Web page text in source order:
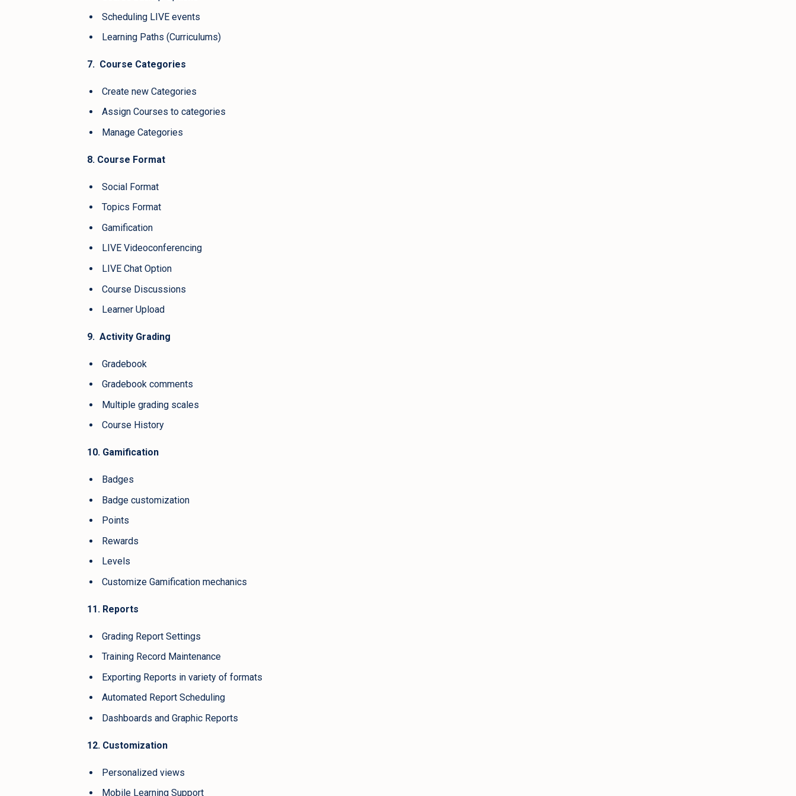
Scheduling LIVE events
Learning Paths (Curriculums)
7. Course Categories
Create new Categories
Assign Courses to categories
Manage Categories
8. Course Format
Social Format
Topics Format
Gamification
LIVE Videoconferencing
LIVE Chat Option
Course Discussions
Learner Upload
9. Activity Grading
Gradebook
Gradebook comments
Multiple grading scales
Course History
10. Gamification
Badges
Badge customization
Points
Rewards
Levels
Customize Gamification mechanics
11. Reports
Grading Report Settings
Training Record Maintenance
Exporting Reports in variety of formats
Automated Report Scheduling
Dashboards and Graphic Reports
12. Customization
Personalized views
Mobile Learning Support